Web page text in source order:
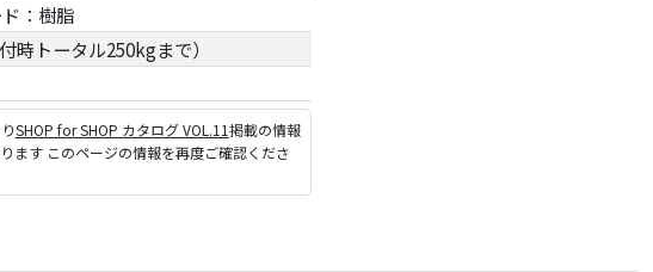
：樹脂
時トータル250kgまで）
SHOP for SHOP カタログ VOL.11掲載の情報
ます このページの情報を再度ご確認くださ